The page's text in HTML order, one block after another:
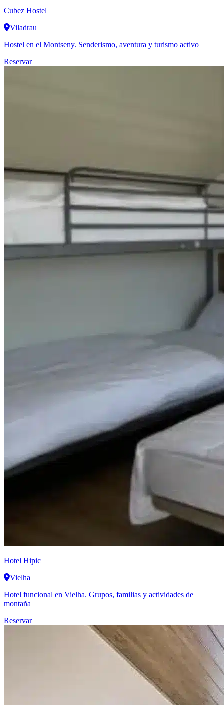
Cubez Hostel
Viladrau
Hostel en el Montseny. Senderismo, aventura y turismo activo
Reservar
Hotel Hipic
Vielha
Hotel funcional en Vielha. Grupos, familias y actividades de
montaña
Reservar